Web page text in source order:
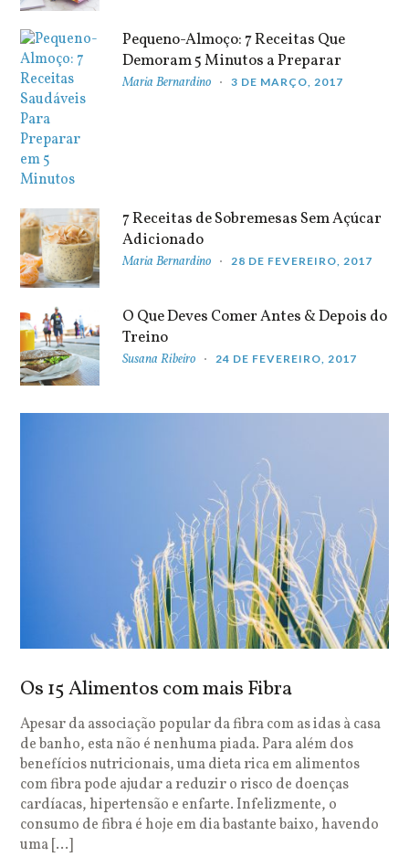
Pequeno-Almoço: 7 Receitas Que
Demoram 5 Minutos a Preparar
Maria Bernardino 3 DE MARÇO, 2017
7 Receitas de Sobremesas Sem Açúcar
Adicionado
Maria Bernardino 28 DE FEVEREIRO, 2017
O Que Deves Comer Antes & Depois do
Treino
Susana Ribeiro 24 DE FEVEREIRO, 2017
Os 15 Alimentos com mais Fibra
Apesar da associação popular da fibra com as idas à casa
de banho, esta não é nenhuma piada. Para além dos
benefícios nutricionais, uma dieta rica em alimentos
com fibra pode ajudar a reduzir o risco de doenças
cardíacas, hipertensão e enfarte. Infelizmente, o
consumo de fibra é hoje em dia bastante baixo, havendo
uma […]